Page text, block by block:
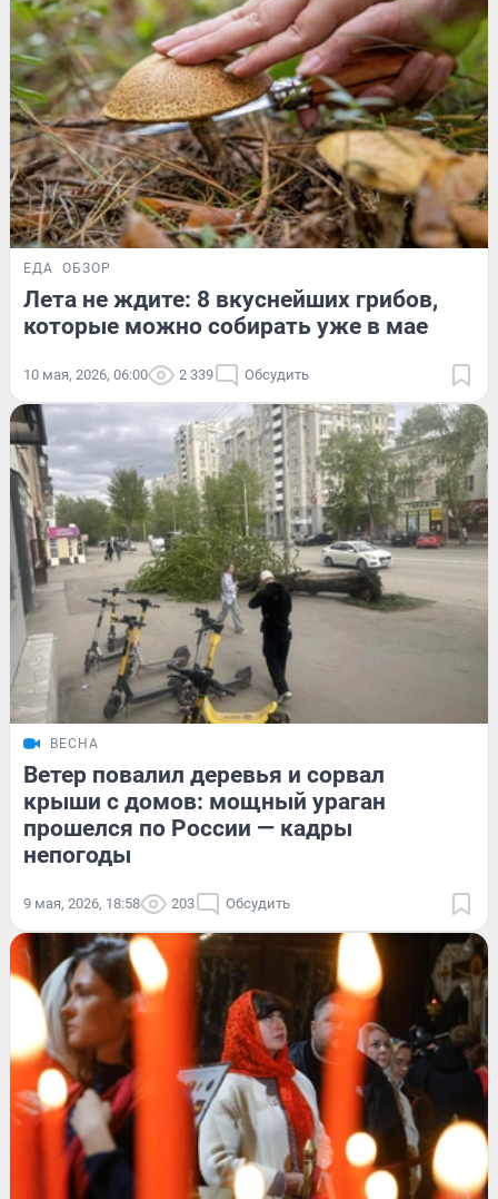
ЕДА ОБЗОР
Лета не ждите: 8 вкуснейших грибов,
которые можно собирать уже в мае
10 мая, 2026, 06:00 2 339 Обсудить
ВЕСНА
Ветер повалил деревья и сорвал
крыши с домов: мощный ураган
прошелся по России — кадры
непогоды
9 мая, 2026, 18:58 203 Обсудить